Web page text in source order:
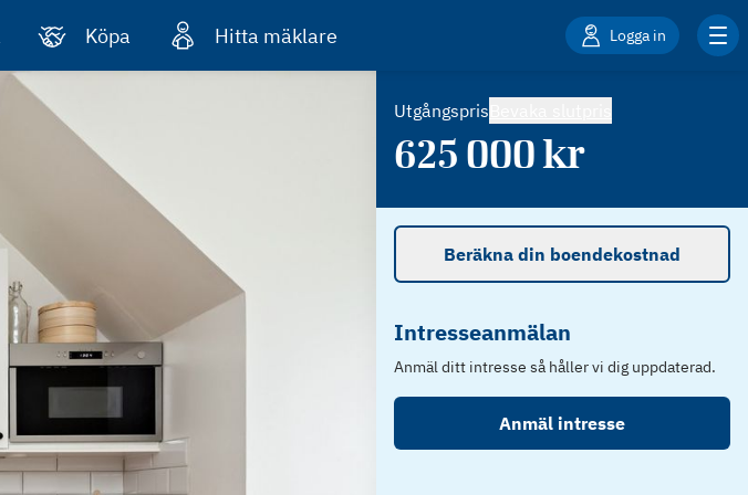
Köpa Hitta mäklare Logga in
Utgångspris
625 000kr
Beräkna din boendekostnad
Intresseanmälan
Anmäl ditt intresse så håller vi dig uppdaterad.
Anmäl intresse